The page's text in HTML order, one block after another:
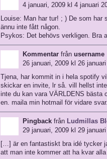
4 januari, 2009 kl 4 januari
Louise: Man har tur! ; ) De som
ännu inte fått någon.
Psykos: Det behövs verkligen. Bra
Kommentar från username
26 januari, 2009 kl 26
Tjena, har kommit in i hela spotify
skickar en invite, lr så. vill hellst
inte du kan vara VÄRLDENS bästa
en. maila min hotmail för vidare svar.
Pingback från Ludmillas
29 januari, 2009 kl 29
[…] är en fantastiskt bra idé tycker
att man inte kommer att ha kvar